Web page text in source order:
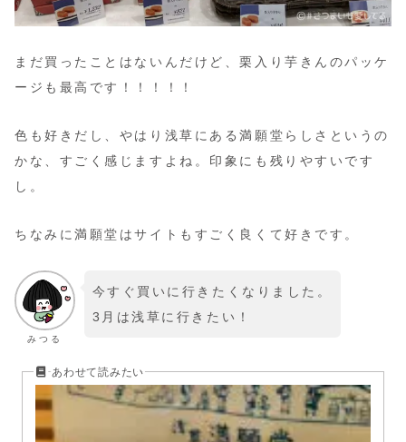
まだ買ったことはないんだけど、栗入り芋きんのパッケ
ージも最高です！！！！！
色も好きだし、やはり浅草にある満願堂らしさというの
かな、すごく感じますよね。印象にも残りやすいです
し。
ちなみに満願堂はサイトもすごく良くて好きです。
みつる
今すぐ買いに行きたくなりました。
3月は浅草に行きたい！